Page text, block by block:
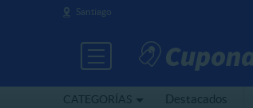
Santiago
CATEGORÍAS Destacados